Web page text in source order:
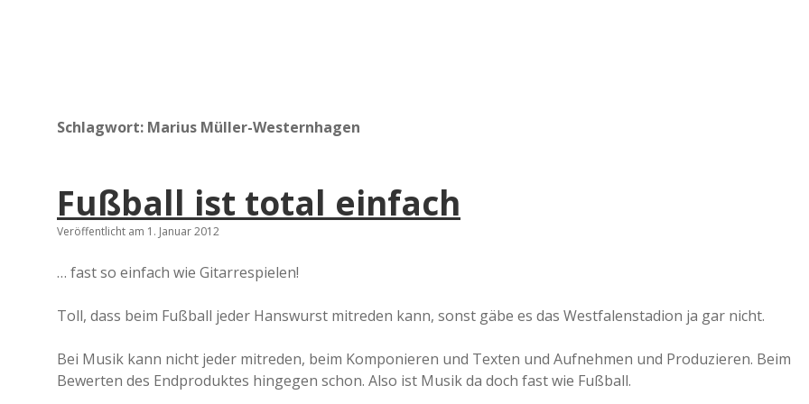
e
Schlagwort: Marius Müller-Westernhagen
Fußball ist total einfach
Veröffentlicht am 1. Januar 2012
… fast so einfach wie Gitarrespielen!
Toll, dass beim Fußball jeder Hanswurst mitreden kann, sonst gäbe es das Westfalenstadion ja gar nicht.
Bei Musik kann nicht jeder mitreden, beim Komponieren und Texten und Aufnehmen und Produzieren. Beim
Bewerten des Endproduktes hingegen schon. Also ist Musik da doch fast wie Fußball.